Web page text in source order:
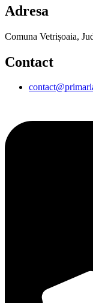
Adresa
Comuna Vetrișoaia,
Contact